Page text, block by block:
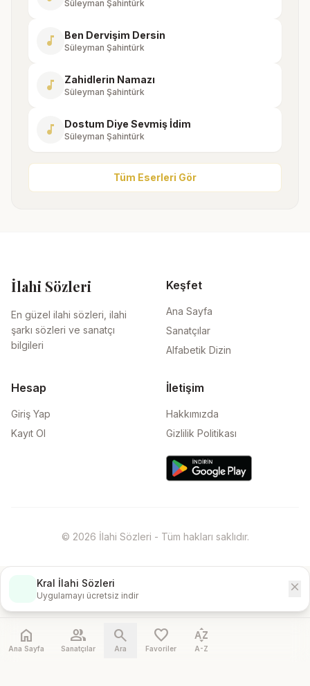
Süleyman Şahintürk
music_note Ben Dervişim Dersin
Süleyman Şahintürk
music_note Zahidlerin Namazı
Süleyman Şahintürk
music_note Dostum Diye Sevmiş İdim
Süleyman Şahintürk
Tüm Eserleri Gör
İlahi Sözleri
En güzel ilahi sözleri, ilahi
şarkı sözleri ve sanatçı
bilgileri
Keşfet
Ana Sayfa
Sanatçılar
Alfabetik Dizin
Hesap
Giriş Yap
Kayıt Ol
İletişim
Hakkımızda
Gizlilik Politikası
© 2026 İlahi Sözleri - Tüm hakları saklıdır.
Kral İlahi Sözleri
Uygulamayı ücretsiz indir
close
home
Ana Sayfa
people
Sanatçılar
search
Ara
favorite
Favoriler
sort_by_alpha
A-Z